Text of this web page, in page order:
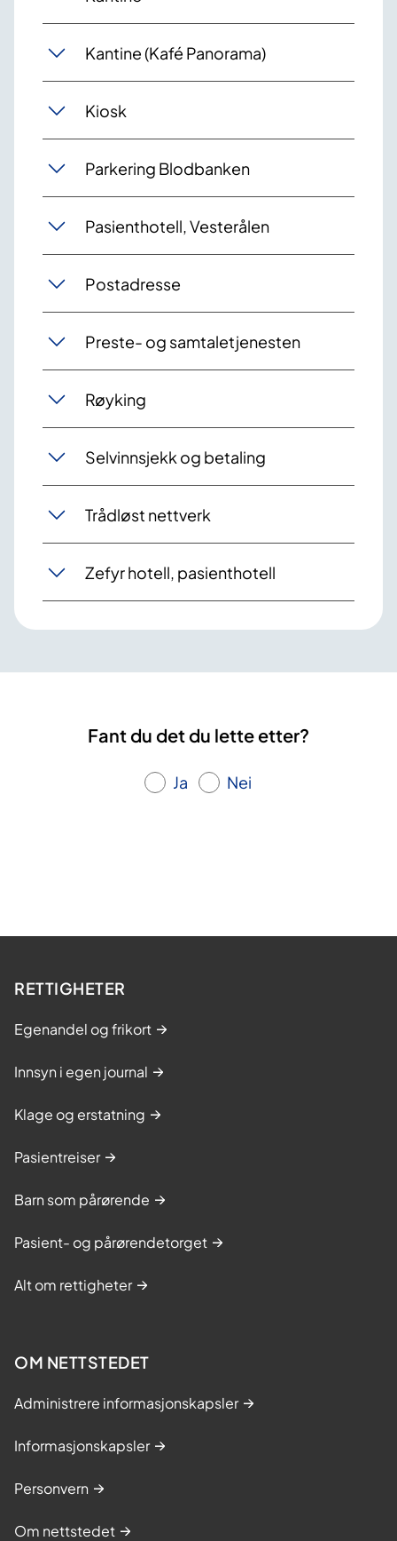
Kantine (Kafé Panorama)
Kiosk
Parkering Blodbanken
Pasienthotell, Vesterålen
Postadresse
Preste- og samtaletjenesten
Røyking
Selvinnsjekk og betaling
Trådløst nettverk
Zefyr hotell, pasienthotell
Fant du det du lette etter?
Ja Nei
RETTIGHETER
Egenandel og frikort
Innsyn i egen journal
Klage og erstatning
Pasientreiser
Barn som pårørende
Pasient- og pårørendetorget
Alt om rettigheter
OM NETTSTEDET
Administrere informasjonskapsler
Informasjonskapsler
Personvern
Om nettstedet